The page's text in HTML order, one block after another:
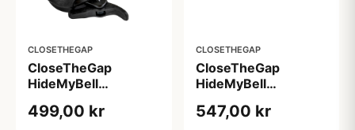
CLOSETHEGAP
CloseTheGap
HideMyBell
Standrad frempind
499,00 kr
CLOSETHEGAP
CloseTheGap
HideMyBell
huller montering
547,00 kr